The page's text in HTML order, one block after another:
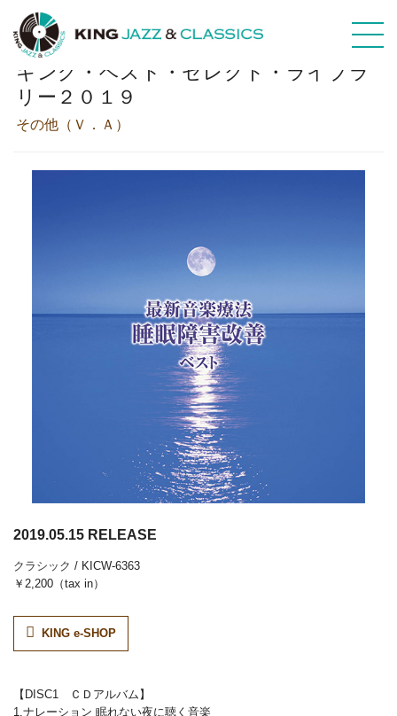
最新音楽療法 睡眠障害改善 ベスト
キング・ベスト・セレクト・ライブラ
リー２０１９
その他（Ｖ．Ａ）
2019.05.15 RELEASE
クラシック / KICW-6363
￥2,200（tax in）
KING e-SHOP
【DISC1 ＣＤアルバム】
1.ナレーション 眠れない夜に聴く音楽